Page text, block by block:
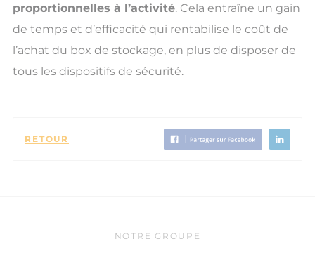
proportionnelles à l’activité. Cela entraîne un gain
de temps et d’efficacité qui rentabilise le coût de
l’achat du box de stockage, en plus de disposer de
tous les dispositifs de sécurité.
RETOUR
NOTRE GROUPE